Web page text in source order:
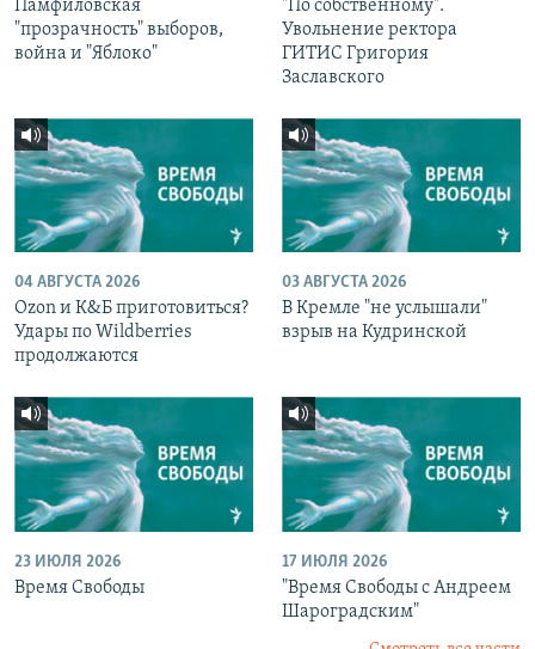
Памфиловская
"прозрачность" выборов,
война и "Яблоко"
"По собственному".
Увольнение ректора
ГИТИС Григория
Заславского
04 АВГУСТА 2026
Ozon и К&Б приготовиться?
Удары по Wildberries
продолжаются
03 АВГУСТА 2026
В Кремле "не услышали"
взрыв на Кудринской
23 ИЮЛЯ 2026
Время Свободы
17 ИЮЛЯ 2026
"Время Свободы с Андреем
Шароградским"